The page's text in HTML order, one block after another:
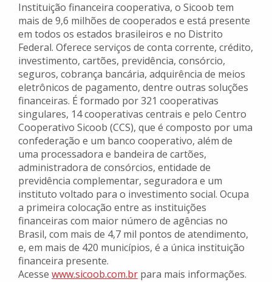
Instituição financeira cooperativa, o Sicoob tem
mais de 9,6 milhões de cooperados e está presente
em todos os estados brasileiros e no Distrito
Federal. Oferece serviços de conta corrente, crédito,
investimento, cartões, previdência, consórcio,
seguros, cobrança bancária, adquirência de meios
eletrônicos de pagamento, dentre outras soluções
financeiras. É formado por 321 cooperativas
singulares, 14 cooperativas centrais e pelo Centro
Cooperativo Sicoob (CCS), que é composto por uma
confederação e um banco cooperativo, além de
uma processadora e bandeira de cartões,
administradora de consórcios, entidade de
previdência complementar, seguradora e um
instituto voltado para o investimento social. Ocupa
a primeira colocação entre as instituições
financeiras com maior número de agências no
Brasil, com mais de 4,7 mil pontos de atendimento,
e, em mais de 420 municípios, é a única instituição
financeira presente.
Acesse www.sicoob.com.br para mais informações.